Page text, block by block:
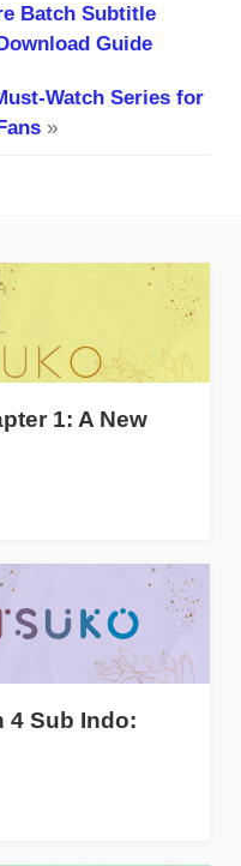
Batch Subtitle
Guide
Watch Series for
»
1: A New
4 Sub Indo: